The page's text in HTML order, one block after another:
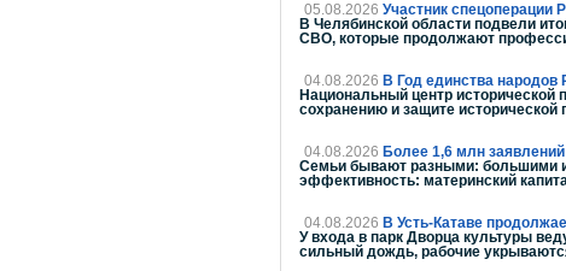
05.08.2026 Участник спецоперации
В Челябинской области подвели
СВО, которые продолжают
04.08.2026 В Год единства народов
Национальный центр исторической
сохранению и защите
04.08.2026 Более 1,6 млн
Семьи бывают разными: большими
эффективность: материнский
04.08.2026 В Усть-Катаве
У входа в парк Дворца культуры
сильный дождь, рабочие